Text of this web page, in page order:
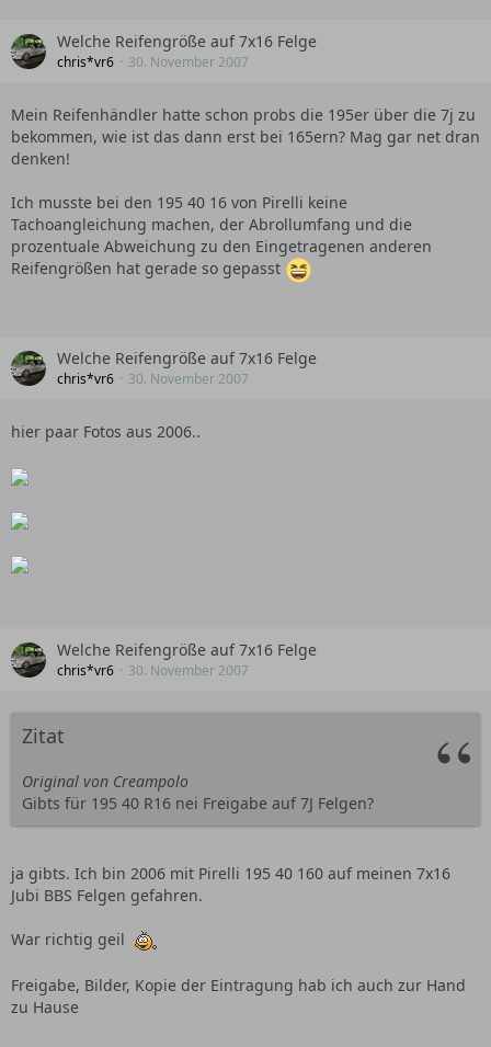
Welche Reifengröße auf 7x16 Felge
chris*vr6 30. November 2007
Mein Reifenhändler hatte schon probs die 195er über die 7j zu
bekommen, wie ist das dann erst bei 165ern? Mag gar net dran
denken!
Ich musste bei den 195 40 16 von Pirelli keine
Tachoangleichung machen, der Abrollumfang und die
prozentuale Abweichung zu den Eingetragenen anderen
Reifengrößen hat gerade so gepasst
Welche Reifengröße auf 7x16 Felge
chris*vr6 30. November 2007
hier paar Fotos aus 2006..
Welche Reifengröße auf 7x16 Felge
chris*vr6 30. November 2007
Zitat
Original von Creampolo
Gibts für 195 40 R16 nei Freigabe auf 7J Felgen?
ja gibts. Ich bin 2006 mit Pirelli 195 40 160 auf meinen 7x16
Jubi BBS Felgen gefahren.
War richtig geil
Freigabe, Bilder, Kopie der Eintragung hab ich auch zur Hand
zu Hause